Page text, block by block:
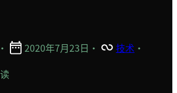
· 2020年7月23日 · 技术 ·